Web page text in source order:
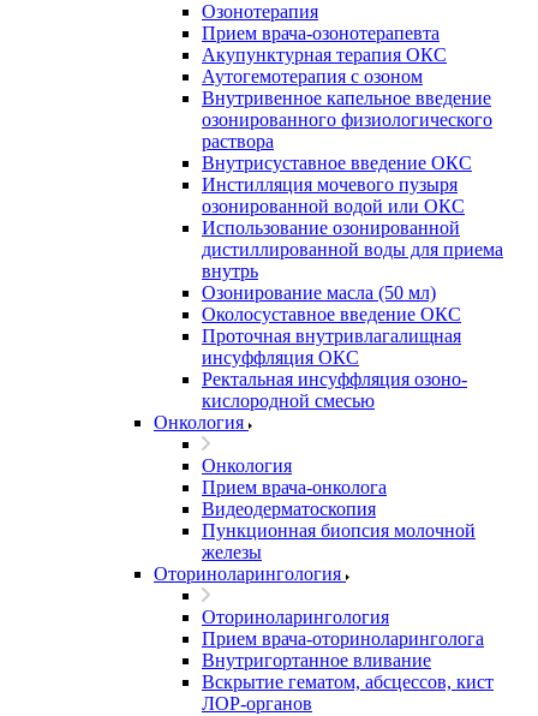
Озонотерапия
Прием врача-озонотерапевта
Акупунктурная терапия ОКС
Аутогемотерапия с озоном
Внутривенное капельное введение
озонированного физиологического
раствора
Внутрисуставное введение ОКС
Инстилляция мочевого пузыря
озонированной водой или ОКС
Использование озонированной
дистиллированной воды для приема
внутрь
Озонирование масла (50 мл)
Околосуставное введение ОКС
Проточная внутривлагалищная
инсуффляция ОКС
Ректальная инсуффляция озоно-
кислородной смесью
Онкология
Онкология
Прием врача-онколога
Видеодерматоскопия
Пункционная биопсия молочной
железы
Оториноларингология
Оториноларингология
Прием врача-оториноларинголога
Внутригортанное вливание
Вскрытие гематом, абсцессов, кист
ЛОР-органов